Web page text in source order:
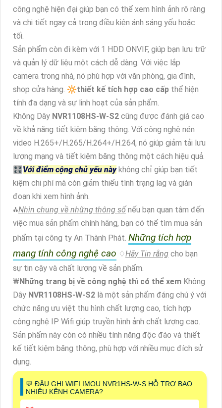
công nghệ hiện đại giúp bạn có thể xem hình ảnh rõ ràng
và chi tiết ngay cả trong điều kiện ánh sáng yếu hoặc
tối.
Sản phẩm còn đi kèm với 1 HDD ONVIF, giúp bạn lưu trữ
và quản lý dữ liệu một cách dễ dàng. Với việc lắp
camera trong nhà, nó phù hợp với văn phòng, gia đình,
shop cửa hàng. 🔆thiết kế tích hợp cao cấp thể hiện
tính đa dạng và sự linh hoạt của sản phẩm.
Không Dây NVR1108HS-W-S2 cũng được đánh giá cao
về khả năng tiết kiệm băng thông. Với công nghệ nén
video H.265+/H.265/H.264+/H.264, nó giúp giảm tải lưu
lượng mạng và tiết kiệm băng thông một cách hiệu quả.
🎛Với điểm cộng chủ yếu nàykhông chỉ giúp bạn tiết
kiệm chi phí mà còn giảm thiểu tình trạng lag và gián
đoạn khi xem hình ảnh.
⁂Nhìn chung về những thông sốnếu bạn quan tâm đến
việc mua sản phẩm chính hãng, bạn có thể tìm mua sản
phẩm tại công ty An Thành Phát. Những tích hợp
mang tính công nghệ cao ♢Hãy Tin rằng cho bạn
sự tin cậy và chất lượng về sản phẩm.
₩Những trang bị về công nghệ thì có thể xem Không
Dây NVR1108HS-W-S2 là một sản phẩm đáng chú ý với
chức năng ưu việt thu hình chất lượng cao, tích hợp
công nghệ IP Wifi giúp truyền hình ảnh chất lượng cao.
Sản phẩm này còn có nhiều tính năng độc đáo và thiết
kế tiết kiệm băng thông, phù hợp với nhiều mục đích sử
dụng.
️💬 ĐẦU GHI WIFI IMOU NVR1HS-W-S HỖ TRỢ BAO
NHIÊU KÊNH CAMERA?